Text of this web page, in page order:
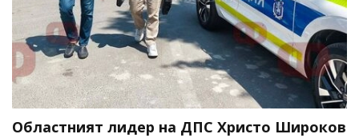
Областният лидер на ДПС Христо Широков